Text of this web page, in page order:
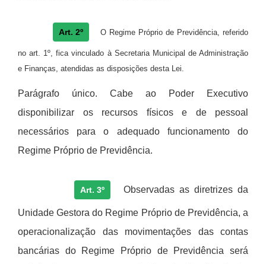
Art. 2º O Regime Próprio de Previdência, referido
no art. 1º, fica vinculado à Secretaria Municipal de Administração
e Finanças, atendidas as disposições desta Lei.
Parágrafo único. Cabe ao Poder Executivo
disponibilizar os recursos físicos e de pessoal
necessários para o adequado funcionamento do
Regime Próprio de Previdência.
Art. 3º Observadas as diretrizes da
Unidade Gestora do Regime Próprio de Previdência, a
operacionalização das movimentações das contas
bancárias do Regime Próprio de Previdência será